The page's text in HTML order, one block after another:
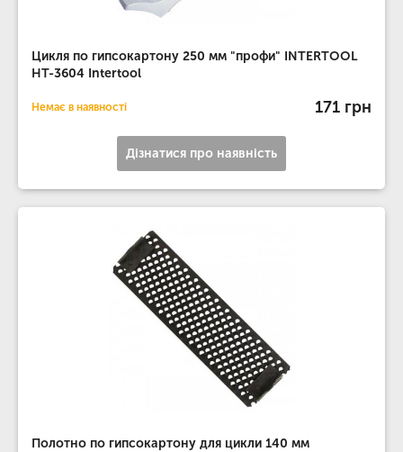
Цикля по гипсокартону 250 мм "профи" INTERTOOL
HT-3604 Intertool
Немає в наявності 171 грн
Дізнатися про наявність
Полотно по гипсокартону для цикли 140 мм